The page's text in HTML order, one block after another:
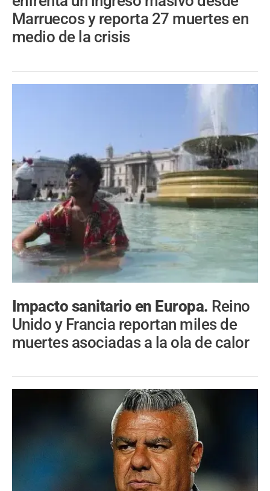
Marruecos y reporta 27 muertes en
medio de la crisis
Impacto sanitario en Europa. Reino
Unido y Francia reportan miles de
muertes asociadas a la ola de calor